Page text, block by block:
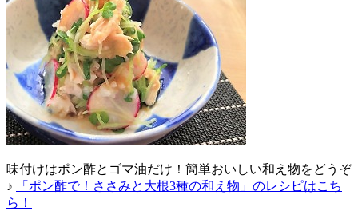
味付けはポン酢とゴマ油だけ！簡単おいしい和え物をどうぞ
♪
「ポン酢で！ささみと大根3種の和え物」のレシピはこち
ら！